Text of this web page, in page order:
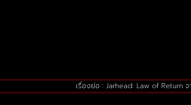
เรื่องย่อ : Jarhead: Law of Return